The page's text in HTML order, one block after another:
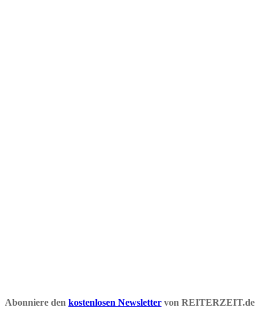
Abonniere den kostenlosen Newsletter von REITERZEIT.de